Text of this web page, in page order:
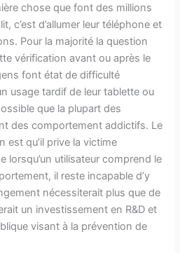
chose que font des millions
c’est d’allumer leur téléphone et
Pour la majorité la question
vérification avant ou après le
font état de difficulté
usage tardif de leur tablette ou
que la plupart des
des comportement addictifs. Le
est qu’il prive la victime
lorsqu’un utilisateur comprend le
il reste incapable d’y
nécessiterait plus que de
un investissement en R&D et
visant à la prévention de